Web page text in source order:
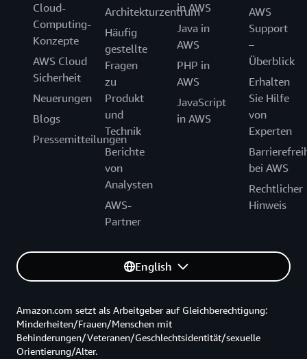
Cloud-
Computing-
Konzepte
AWS Cloud
Sicherheit
Neuerungen
Blogs
Pressemitteilungen
Architekturzentrum
Häufig
gestellte
Fragen
zu
Produkt
und
Technik
Berichte
von
Analysten
AWS-
Partner
in AWS
Java in
AWS
PHP in
AWS
JavaScript
in AWS
AWS
Support
–
Überblick
Erhalten
Sie Hilfe
von
Experten
bei AWS
Rechtlicher
Hinweis
English
Amazon.com setzt als Arbeitgeber auf Gleichberechtigung:
Minderheiten/Frauen/Menschen mit
Behinderungen/Veteranen/Geschlechtsidentität/sexuelle
Orientierung/Alter.